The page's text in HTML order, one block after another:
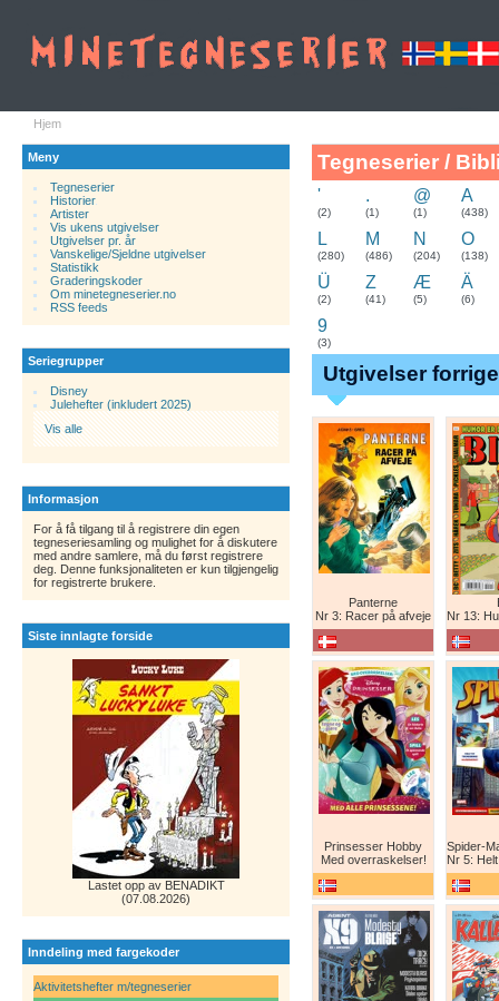
Hjem
Meny
Tegneserier
Historier.
Artister
Vis ukens utgivelser
Utgivelser pr. år
Vanskelige/Sjeldne utgivelser
Statistikk
Graderingskoder
Om minetegneserier.no
RSS feeds
Seriegrupper
Disney
Julehefter (inkludert 2025)
Vis alle
Informasjon
For å få tilgang til å registrere din egen
tegneseriesamling og mulighet for å diskutere
med andre samlere, må du først registrere
deg. Denne funksjonaliteten er kun tilgjengelig
for registrerte brukere.
Siste innlagte forside
Lastet opp av BENADIKT
(07.08.2026)
Inndeling med fargekoder
Aktivitetshefter m/tegneserier
Tegneserier /
'
(2)
.
(1)
@
(1)
A
(438)
L
(280)
M
(486)
N
(204)
O
(138)
Ü
(2)
Z
(41)
Æ
(5)
Ä
(6)
9
(3)
Utgivelser
Panterne
Nr 3: Racer på afveje
Nr 13: Humor
Prinsesser Hobby
Med overraskelser!
Nr 5: Helt ny